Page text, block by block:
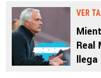
VER
Real
llega